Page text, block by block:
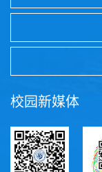
校园新媒体